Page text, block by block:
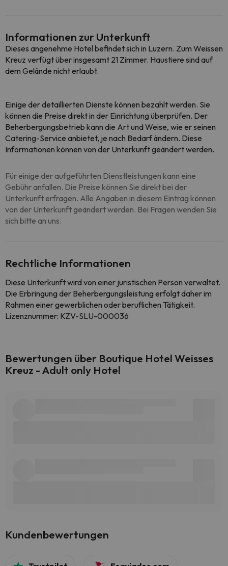
Informationen zur Unterkunft
Dieses angenehme Hotel befindet sich in Luzern. Zum Weissen
Kreuz verfügt über insgesamt 21 Zimmer. Haustiere sind auf
dem Gelände nicht erlaubt.
Einige der detaillierten Dienste können bezahlt werden. Sie
können die Preise direkt in der Einrichtung überprüfen. Der
Beherbergungsbetrieb kann die Art und Weise, wie er seinen
Catering-Service anbietet, je nach Bedarf ändern. Diese
Informationen können von der Unterkunft geändert werden.
Für einige der aufgeführten Dienstleistungen kann eine
Gebühr anfallen. Die Preise können Sie direkt bei der
Unterkunft erfragen. Alle Angaben in diesem Eintrag können
von der Unterkunft geändert werden. Bei Fragen wenden Sie
sich bitte an uns.
Rechtliche Informationen
Diese Unterkunft wird von einer juristischen Person verwaltet.
Die Erbringung der Beherbergungsleistung erfolgt daher im
Rahmen einer gewerblichen oder beruflichen Tätigkeit.
Lizenznummer: KZV-SLU-000036
Bewertungen über Boutique Hotel Weisses
Kreuz - Adult only Hotel
Kundenbewertungen